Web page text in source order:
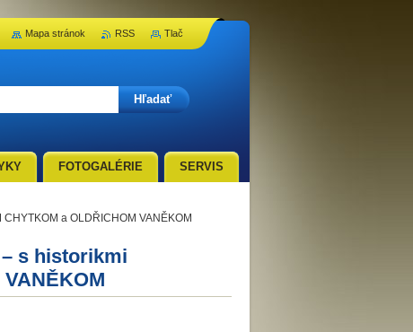
a OLDŘICHOM VANĚKOM
s historikmi
FOTOGALÉRIE SERVIS
Mapa stránok RSS Tlač